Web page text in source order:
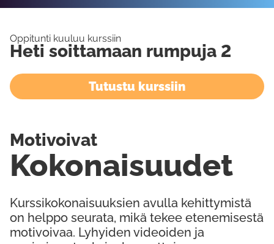
Oppitunti kuuluu kurssiin
Heti soittamaan rumpuja 2
Tutustu kurssiin
Kurssikokonaisuuksien avulla kehittymistä
on helppo seurata, mikä tekee etenemisestä
motivoivaa. Lyhyiden videoiden ja
Kokonaisuudet
Motivoivat